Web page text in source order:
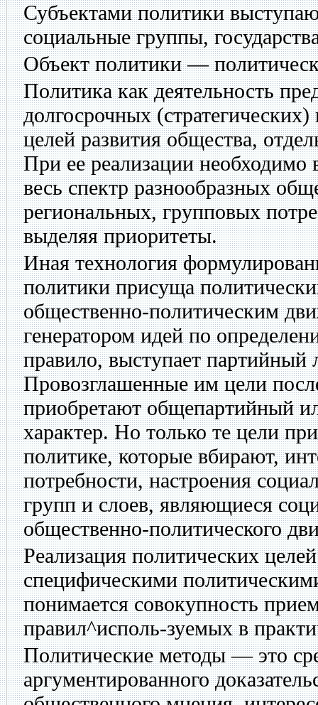
Субъектами политики
социальные группы,
Объект политики —
Политика как деятельность
долгосрочных
целей развития общества,
При ее реализации необходимо
весь спектр разнообразных
региональных, групповых
выделяя приоритеты.
Иная технология
политики присуща
общественно-политическим
генератором идей по
правило, выступает партийный
Провозглашенные им цели
приобретают общепартийный
характер. Но только те цели
политике, которые вбирают,
потребности, настроения
групп и слоев, являющиеся
общественно-политического
Реализация политических
специфическими
понимается совокупность
правил^исполь-зуемых в
Политические методы — это
аргументированного